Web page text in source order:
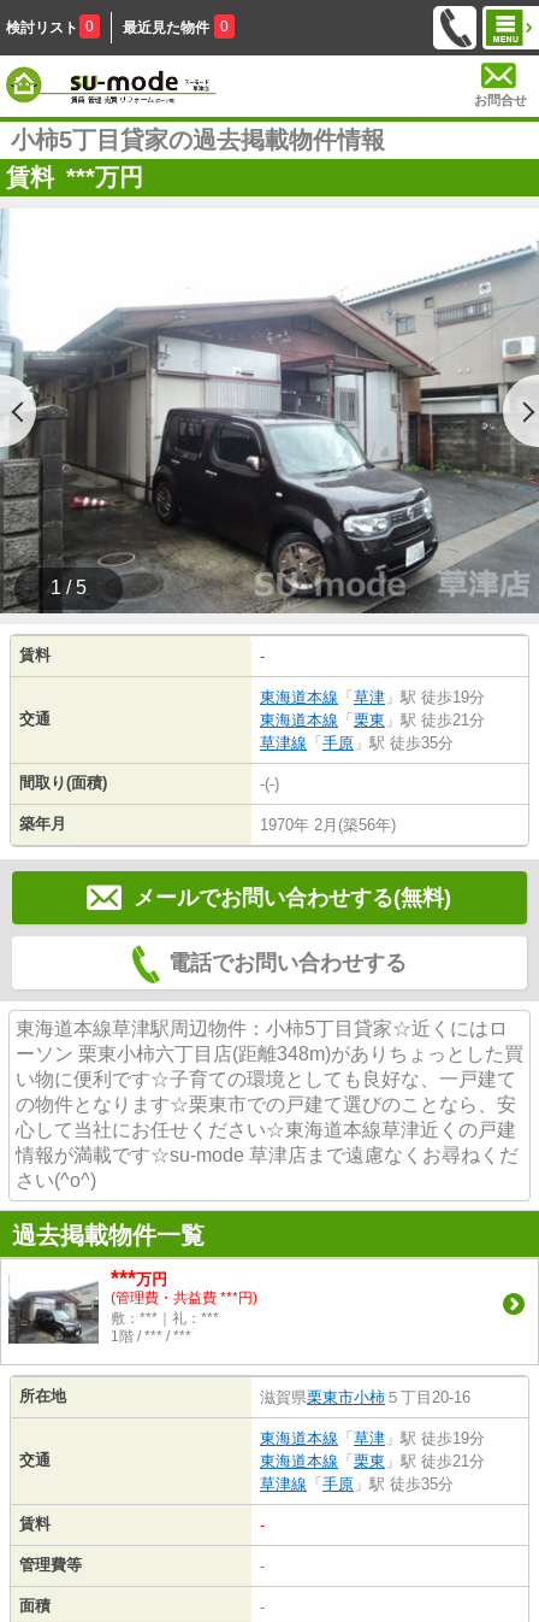
検討リスト 0 最近見た物件 0
お問合せ
小柿5丁目貸家の過去掲載物件情報
賃料 ***万円
1 / 5
賃料 -
交通
東海道本線 「 草津 」駅 徒歩19分
東海道本線 「 栗東 」駅 徒歩21分
草津線 「 手原 」駅 徒歩35分
間取り(面積) -(-)
築年月 1970年 2月(築56年)
メールでお問い合わせする(無料)
電話でお問い合わせする
東海道本線草津駅周辺物件：小柿5丁目貸家☆近くにはロ
ーソン 栗東小柿六丁目店(距離348m)がありちょっとした買
い物に便利です☆子育ての環境としても良好な、一戸建て
の物件となります☆栗東市での戸建て選びのことなら、安
心して当社にお任せください☆東海道本線草津近くの戸建
情報が満載です☆su-mode 草津店まで遠慮なくお尋ねくだ
さい(^o^)
過去掲載物件一覧
***万円
(管理費・共益費 ***円)
敷：***｜礼：***
1階 / *** / ***
所在地 滋賀県栗東市小柿 ５丁目20-16
交通
東海道本線 「 草津 」駅 徒歩19分
東海道本線 「 栗東 」駅 徒歩21分
草津線 「 手原 」駅 徒歩35分
賃料 -
管理費等 -
面積 -